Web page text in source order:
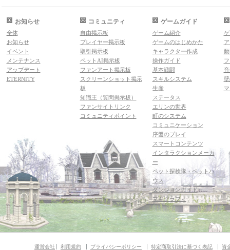
お知らせ
全体
お知らせ
イベント
メンテナンス
アップデート
ETERNITY
コミュニティ
自由掲示板
プレイヤー掲示板
取引掲示板
ペットAI掲示板
ファンアート掲示板
スクリーンショット掲示
板
知識王（質問掲示板）
ファンサイトリンク
コミュニティポイント
ゲームガイド
ゲーム紹介
ゲームのはじめかた
キャラクター作成
操作ガイド
基本戦闘
スキルシステム
生産
ステータス
エリンの世界
町のシステム
コミュニケーション
序盤のプレイ
スマートコンテンツ
インタラクションメーカ
ー
ペット探検隊・ペットハ
ウス
ダンジョンガイド
マギグラフィ
運営会社 利用規約 プライバシーポリシー 特定商取引法に基づく表記 資